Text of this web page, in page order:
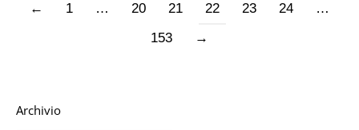
← 1 … 20 21 22 23 24
…
153
→
Archivio